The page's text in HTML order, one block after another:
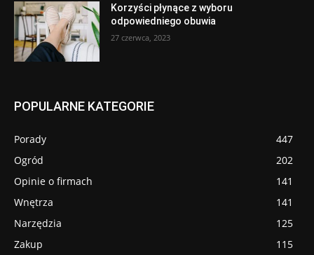
Korzyści płynące z wyboru
odpowiedniego obuwia
27 czerwca, 2023
POPULARNE KATEGORIE
Porady
447
Ogród
202
Opinie o firmach
141
Wnętrza
141
Narzędzia
125
Zakup
115